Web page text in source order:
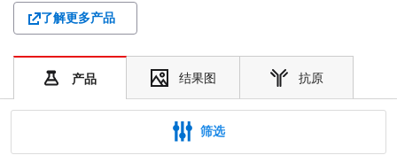
了解更多产品
产品 结果图 抗原
筛选